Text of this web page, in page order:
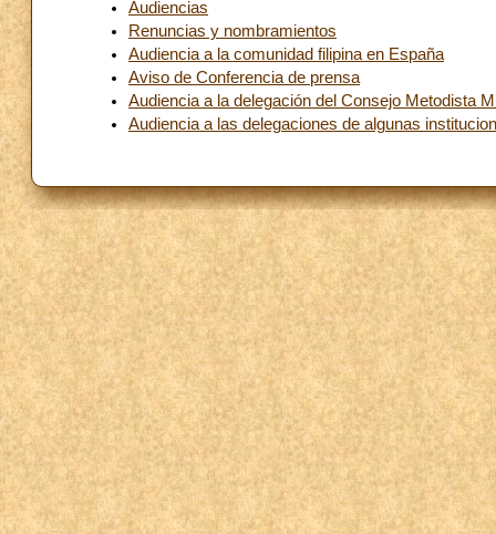
Audiencias
Renuncias y nombramientos
Audiencia a la comunidad filipina en España
Aviso de Conferencia de prensa
Audiencia a la delegación del Consejo Metodista
Audiencia a las delegaciones de algunas